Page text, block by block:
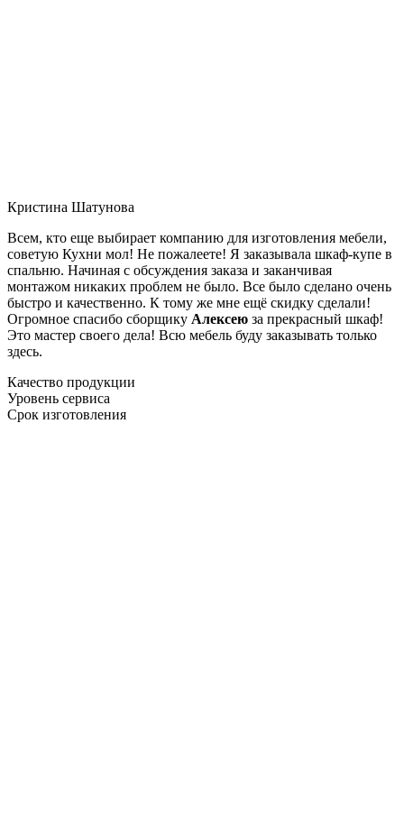
Кристина Шатунова
Всем, кто еще выбирает компанию для изготовления мебели,
советую Кухни мол! Не пожалеете! Я заказывала шкаф-купе в
спальню. Начиная с обсуждения заказа и заканчивая
монтажом никаких проблем не было. Все было сделано очень
быстро и качественно. К тому же мне ещё скидку сделали!
Огромное спасибо сборщику Алексею за прекрасный шкаф!
Это мастер своего дела! Всю мебель буду заказывать только
здесь.
Качество продукции
Уровень сервиса
Срок изготовления